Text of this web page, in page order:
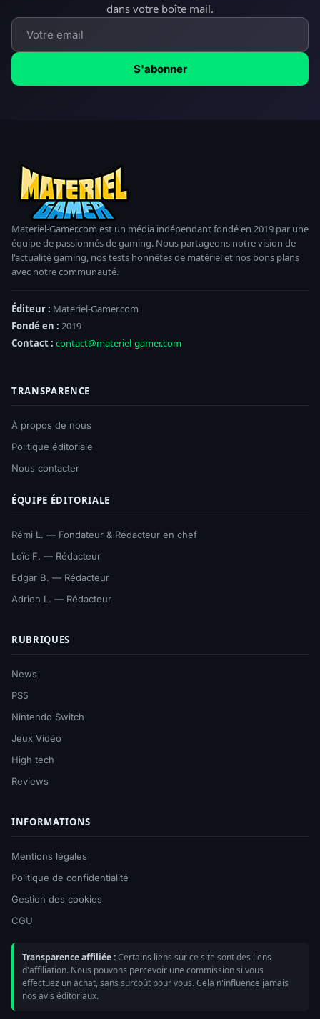
dans votre boîte mail.
S'abonner
Materiel-Gamer.com est un média indépendant fondé en 2019 par une
équipe de passionnés de gaming. Nous partageons notre vision de
l'actualité gaming, nos tests honnêtes de matériel et nos bons plans
avec notre communauté.
Éditeur : Materiel-Gamer.com
Fondé en : 2019
Contact : contact@materiel-gamer.com
TRANSPARENCE
À propos de nous
Politique éditoriale
Nous contacter
ÉQUIPE ÉDITORIALE
Rémi L. — Fondateur & Rédacteur en chef
Loïc F. — Rédacteur
Edgar B. — Rédacteur
Adrien L. — Rédacteur
RUBRIQUES
News
PS5
Nintendo Switch
Jeux Vidéo
High tech
Reviews
INFORMATIONS
Mentions légales
Politique de confidentialité
Gestion des cookies
CGU
Transparence affiliée :Certains liens sur ce site sont des liens
d'affiliation. Nous pouvons percevoir une commission si vous
effectuez un achat, sans surcoût pour vous. Cela n'influence jamais
nos avis éditoriaux.